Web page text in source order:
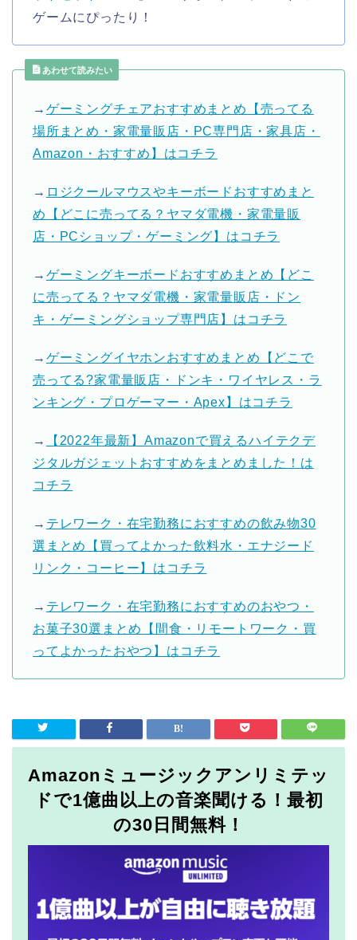
ゲームにぴったり！
あわせて読みたい
→ ゲーミングチェアおすすめまとめ【売ってる
場所まとめ・家電量販店・PC専門店・家具店・
Amazon・おすすめ】はコチラ
→ ロジクールマウスやキーボードおすすめまと
め【どこに売ってる？ヤマダ電機・家電量販
店・PCショップ・ゲーミング】はコチラ
→ ゲーミングキーボードおすすめまとめ【どこ
に売ってる？ヤマダ電機・家電量販店・ドン
キ・ゲーミングショップ専門店】はコチラ
→ ゲーミングイヤホンおすすめまとめ【どこで
売ってる?家電量販店・ドンキ・ワイヤレス・ラ
ンキング・プロゲーマー・Apex】はコチラ
→
【2022年最新】Amazonで買えるハイテクデ
ジタルガジェットおすすめをまとめました！は
コチラ
→ テレワーク・在宅勤務におすすめの飲み物30
選まとめ【買ってよかった飲料水・エナジード
リンク・コーヒー】はコチラ
→ テレワーク・在宅勤務におすすめのおやつ・
お菓子30選まとめ【間食・リモートワーク・買
ってよかったおやつ】はコチラ
Amazonミュージックアンリミテッ
ドで1億曲以上の音楽聞ける！最初
の30日間無料！